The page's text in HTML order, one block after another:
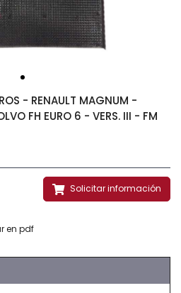
- RENAULT MAGNUM -
FH EURO 6 - VERS. III - FM
Solicitar información
en pdf